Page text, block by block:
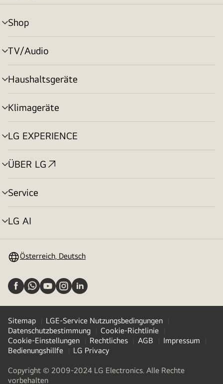
Shop
Menü
umschalten
TV/Audio
Menü
umschalten
Haushaltsgeräte
Menü
umschalten
Klimageräte
Menü
umschalten
LG EXPERIENCE
Menü
umschalten
ÜBER LG
Menü
umschalten
Service
Menü
umschalten
LG AI
Menü
Österreich, Deutsch
Sitemap
LGE-Service Nutzungsbedingungen
Datenschutzbestimmung
Cookie-Richtlinie
Cookie-Einstellungen
Rechtliches AGB
Impressum
Bedienungshillfe
LG Privacy
Copyright © 2009-2024 LG Electronics. Alle Rechte
vorbehalten